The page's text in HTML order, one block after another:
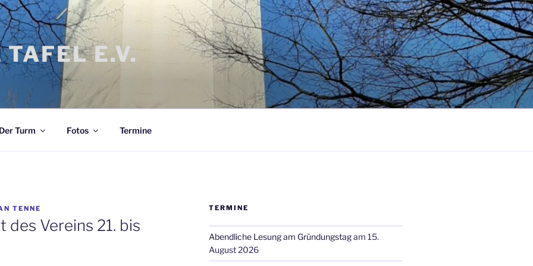
TAFEL E.V.
Turm Fotos Termine
TENNE
Vereins 21. bis
TERMINE
Abendliche Lesung am Gründungstagam 15.
August 2026